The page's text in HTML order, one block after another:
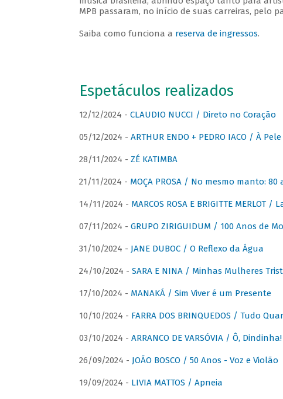
MPB passaram, no início de suas carreiras, pelo
Saiba como funciona a reserva de ingressos.
Espetáculos realizados
12/12/2024 - CLAUDIO NUCCI / Direto no Coração
05/12/2024 - ARTHUR ENDO + PEDRO IACO / À
28/11/2024 - ZÉ KATIMBA
21/11/2024 - MOÇA PROSA / No mesmo manto:
14/11/2024 - MARCOS ROSA E BRIGITTE
07/11/2024 - GRUPO ZIRIGUIDUM / 100 Anos de
31/10/2024 - JANE DUBOC / O Reflexo da Água
24/10/2024 - SARA E NINA / Minhas Mulheres
17/10/2024 - MANAKÁ / Sim Viver é um Presente
10/10/2024 - FARRA DOS BRINQUEDOS / Tudo
03/10/2024 - ARRANCO DE VARSÓVIA / Ô,
26/09/2024 - JOÃO BOSCO / 50 Anos - Voz e Violão
19/09/2024 - LIVIA MATTOS / Apneia